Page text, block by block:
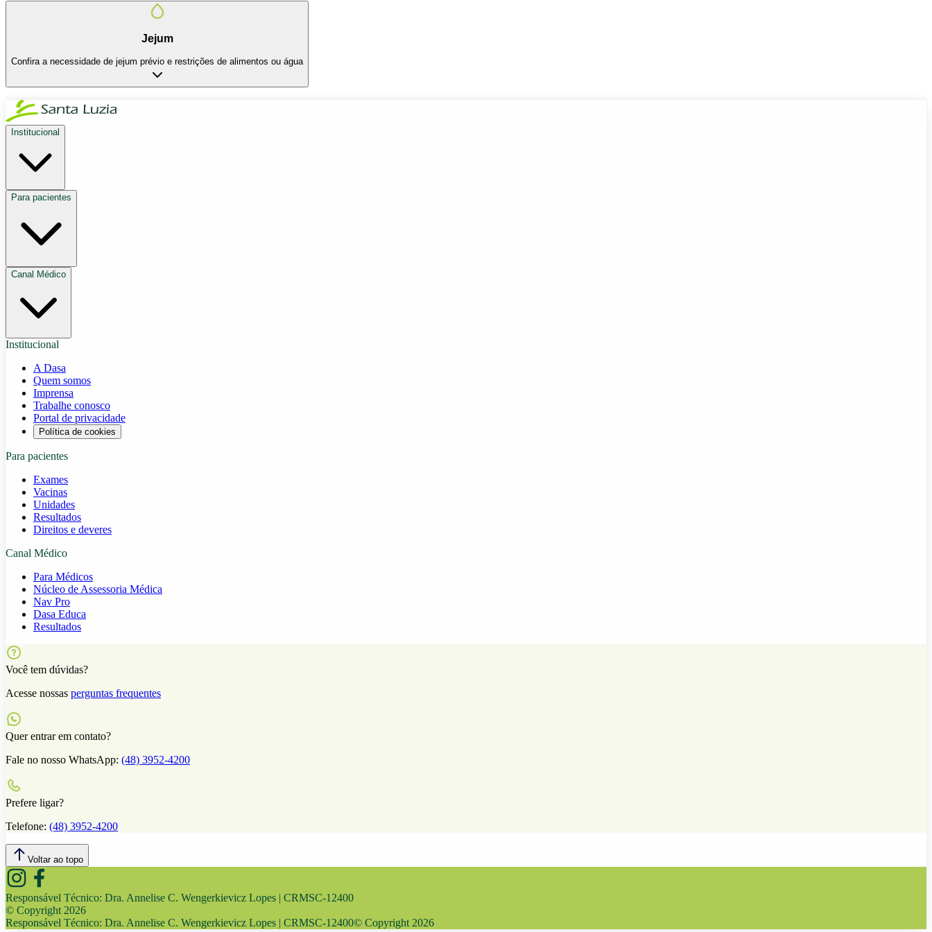
Jejum
Confira a necessidade de jejum prévio e restrições de alimentos ou água
Institucional
Para pacientes
Canal Médico
Institucional
A Dasa
Quem somos
Imprensa
Trabalhe conosco
Portal de privacidade
Política de cookies
Para pacientes
Exames
Vacinas
Unidades
Resultados
Direitos e deveres
Canal Médico
Para Médicos
Núcleo de Assessoria Médica
Nav Pro
Dasa Educa
Resultados
Você tem dúvidas?
Acesse nossas perguntas frequentes
Quer entrar em contato?
Fale no nosso WhatsApp: (48) 3952-4200
Prefere ligar?
Telefone: (48) 3952-4200
Voltar ao topo
Responsável Técnico: Dra. Annelise C. Wengerkievicz Lopes | CRMSC-12400
© Copyright 2026
Responsável Técnico: Dra. Annelise C. Wengerkievicz Lopes | CRMSC-12400© Copyright 2026